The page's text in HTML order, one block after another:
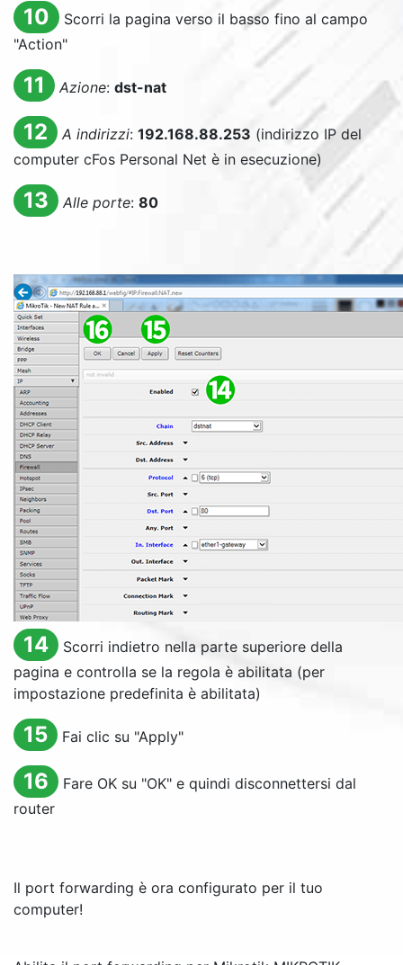
10
Scorri la pagina verso il basso fino al campo
"Action"
11 Azione: dst-nat
12 A indirizzi: 192.168.88.253 (indirizzo IP del
computer cFos Personal Net è in esecuzione)
13 Alle porte: 80
14
Scorri indietro nella parte superiore della
pagina e controlla se la regola è abilitata (per
impostazione predefinita è abilitata)
15 Fai clic su "Apply"
16 Fare OKsu "OK" e quindi disconnettersi dal
router
Il port forwarding è ora configurato per il tuo
computer!